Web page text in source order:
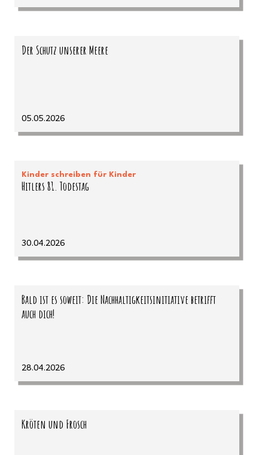
Der Schutz unserer Meere
05.05.2026
Kinder schreiben für Kinder
Hitlers 81. Todestag
30.04.2026
Bald ist es soweit: Die Nachhaltigkeitsinitiative betrifft
auch dich!
28.04.2026
Kröten und Frosch